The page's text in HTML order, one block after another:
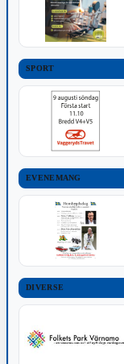
SPORT
EVENEMANG
DIVERSE